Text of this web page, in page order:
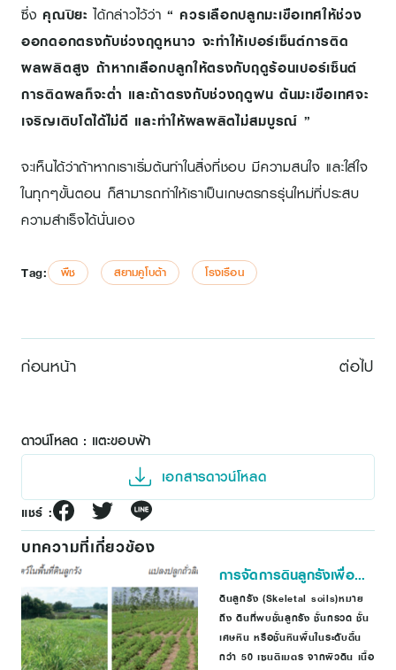
ซึ่งคุณปิยะ ได้กล่าวไว้ว่า“ ควรเลือกปลูกมะเขือเทศให้ช่วง
ออกดอกตรงกับช่วงฤดูหนาว จะทำให้เปอร์เซ็นต์การติด
ผลผลิตสูง ถ้าหากเลือกปลูกให้ตรงกับฤดูร้อนเปอร์เซ็นต์
การติดผลก็จะต่ำ และถ้าตรงกับช่วงฤดูฝน ต้นมะเขือเทศจะ
เจริญเติบโตได้ไม่ดี และทำให้ผลผลิตไม่สมบูรณ์ ”
จะเห็นได้ว่าถ้าหากเราเริ่มต้นทำในสิ่งที่ชอบ มีความสนใจ และใส่ใจ
ในทุกๆขั้นตอน ก็สามารถทำให้เราเป็นเกษตรกรรุ่นใหม่ที่ประสบ
ความสำเร็จได้นั่นเอง
Tag: พืช สยามคูโบต้า โรงเรือน
ก่อนหน้า ต่อไป
ดาวน์โหลด : แตะขอบฟ้า
เอกสารดาวน์โหลด
แชร์ :
บทความที่เกี่ยวข้อง
การจัดการดินลูกรังเพื่อ
เพิ่มผลผลิต
ดินลูกรัง (Skeletal soils)หมาย
ถึง ดินที่พบชั้นลูกรัง ชั้นกรวด ชั้น
เศษหิน หรือชั้นหินพื้นในระดับตื้น
กว่า 50 เซนติเมตร จากผิวดิน เนื้อ